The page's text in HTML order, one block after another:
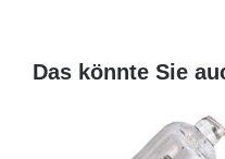
Das könnte Sie